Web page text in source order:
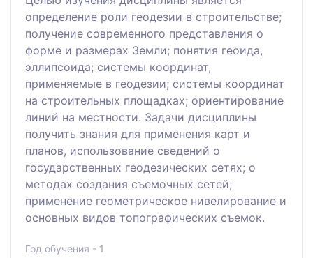
определение роли геодезии в строительстве;
получение современного представления о
форме и размерах Земли; понятия геоида,
эллипсоида; системы координат,
применяемые в геодезии; системы координат
на строительных площадках; ориентирование
линий на местности. Задачи дисциплины
получить знания для применения карт и
планов, использование сведений о
государственных геодезических сетях; о
методах создания съемочных сетей;
применение геометрическое нивелирование и
основных видов топографических съемок.
Год обучения - 1